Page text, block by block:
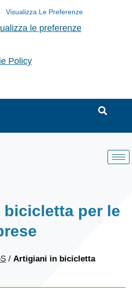
Visualizza Le Preferenze
le preferenze
Policy
per le
/ Artigiani in bicicletta